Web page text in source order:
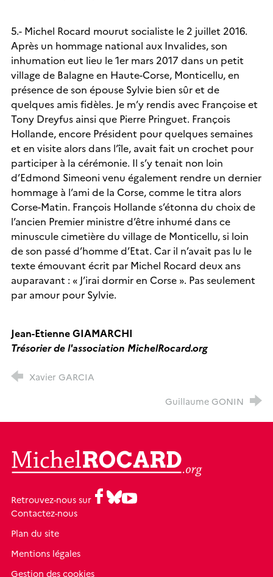
5.- Michel Rocard mourut socialiste le 2 juillet 2016.
Après un hommage national aux Invalides, son
inhumation eut lieu le 1er mars 2017 dans un petit
village de Balagne en Haute-Corse, Monticellu, en
présence de son épouse Sylvie bien sûr et de
quelques amis fidèles. Je m’y rendis avec Françoise et
Tony Dreyfus ainsi que Pierre Pringuet. François
Hollande, encore Président pour quelques semaines
et en visite alors dans l’île, avait fait un crochet pour
participer à la cérémonie. Il s’y tenait non loin
d’Edmond Simeoni venu également rendre un dernier
hommage à l’ami de la Corse, comme le titra alors
Corse-Matin. François Hollande s’étonna du choix de
l’ancien Premier ministre d’être inhumé dans ce
minuscule cimetière du village de Monticellu, si loin
de son passé d’homme d’Etat. Car il n’avait pas lu le
texte émouvant écrit par Michel Rocard deux ans
auparavant : « J’irai dormir en Corse ». Pas seulement
par amour pour Sylvie.
Jean-Etienne GIAMARCHI
Trésorier de l'association MichelRocard.org
Xavier GARCIA
Guillaume GONIN
MichelRocard.org
Retrouvez-nous sur Facebook
BlueskyYoutube
Contactez-nous
Plan du site
Mentions légales
Gestion des cookies